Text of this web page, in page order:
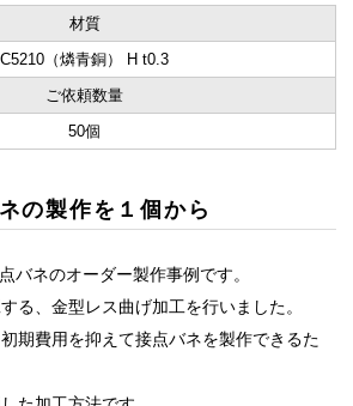
材質
C5210（燐青銅） H t0.3
ご依頼数量
50個
の製作を１個から
バネのオーダー製作事例です。
る、金型レス曲げ加工を行いました。
期費用を抑えて接点バネを製作できるた